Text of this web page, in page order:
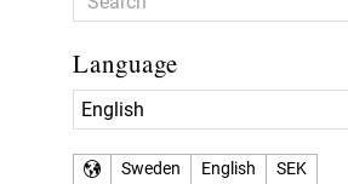
Language
Sweden English SEK